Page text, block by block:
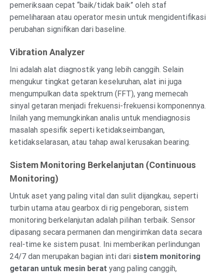
pemeriksaan cepat “baik/tidak baik” oleh staf
pemeliharaan atau operator mesin untuk mengidentifikasi
perubahan signifikan dari baseline.
Vibration Analyzer
Ini adalah alat diagnostik yang lebih canggih. Selain
mengukur tingkat getaran keseluruhan, alat ini juga
mengumpulkan data spektrum (FFT), yang memecah
sinyal getaran menjadi frekuensi-frekuensi komponennya.
Inilah yang memungkinkan analis untuk mendiagnosis
masalah spesifik seperti ketidakseimbangan,
ketidakselarasan, atau tahap awal kerusakan bearing.
Sistem Monitoring Berkelanjutan (Continuous
Monitoring)
Untuk aset yang paling vital dan sulit dijangkau, seperti
turbin utama atau gearbox di rig pengeboran, sistem
monitoring berkelanjutan adalah pilihan terbaik. Sensor
dipasang secara permanen dan mengirimkan data secara
real-time ke sistem pusat. Ini memberikan perlindungan
24/7 dan merupakan bagian inti dari sistem monitoring
getaran untuk mesin berat yang paling canggih,